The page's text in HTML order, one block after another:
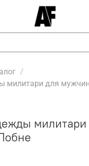
милитари для
милитари